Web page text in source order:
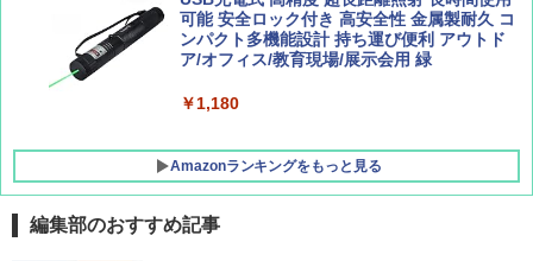
ラックコーティング フルクローズ メッシュ 3
人用 簡単設置 ポップアップテント PATC-15
0B エクルベージュ
￥10,990
可能 安全ロック付き 高安全性 金属製耐久 コ
ンパクト多機能設計 持ち運び便利 アウトド
ア/オフィス/教育現場/展示会用 緑
￥1,180
Amazonランキングをもっと見る
編集部のおすすめ記事